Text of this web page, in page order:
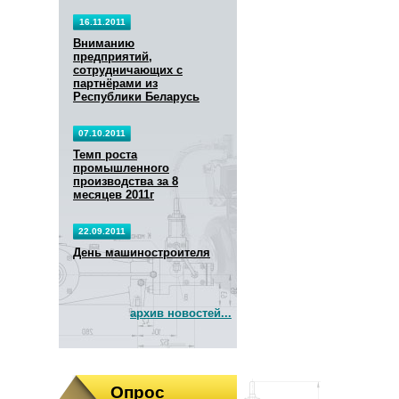
16.11.2011
Вниманию
предприятий,
сотрудничающих с
партнёрами из
Республики Беларусь
07.10.2011
Темп роста
промышленного
производства за 8
месяцев 2011г
22.09.2011
День машиностроителя
архив новостей...
Опрос